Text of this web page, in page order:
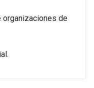
organizaciones de